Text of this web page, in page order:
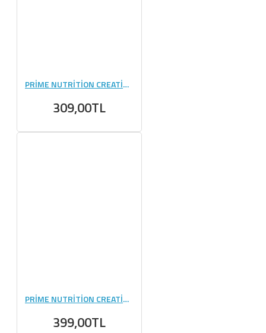
PRİME NUTRİTİON CREATİNE 125 GR
309,00TL
PRİME NUTRİTİON CREATİNE 144 GR (6 GR) - 24 ADET
399,00TL